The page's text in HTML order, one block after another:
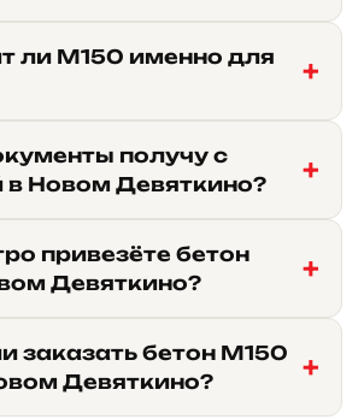
ли М150 именно для
получу с
в Новом Девяткино?
привезёте бетон
Девяткино?
заказать бетон М150
Девяткино?